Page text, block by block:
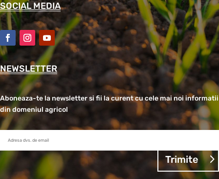
SOCIAL MEDIA
NEWSLETTER
Aboneaza-te la newsletter si fii la curent cu cele mai noi informatii
din domeniul agricol
Trimite